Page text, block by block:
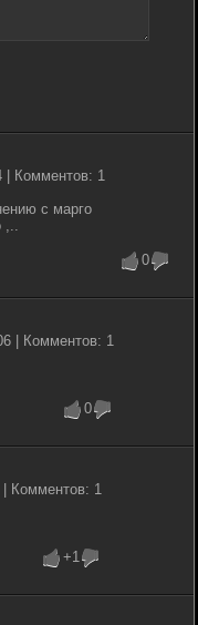
| Комментов: 1
с марго
,..
0
| Комментов: 1
0
Комментов: 1
+1